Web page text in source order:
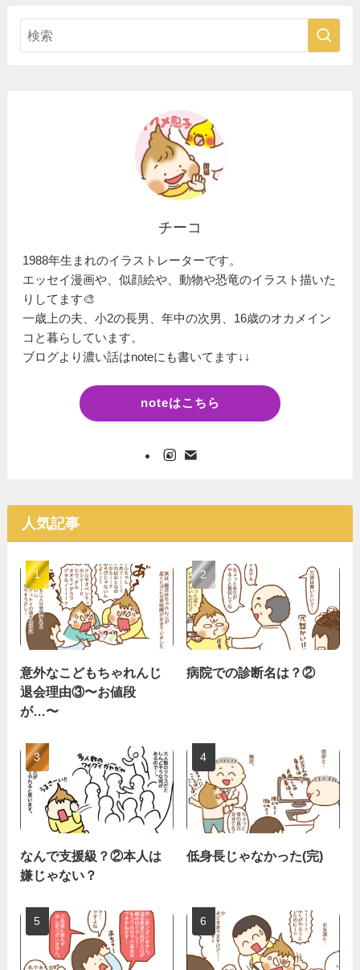
チーコ
1988年生まれのイラストレーターです。
エッセイ漫画や、似顔絵や、動物や恐竜のイラスト描いた
りしてます🎨
一歳上の夫、小2の長男、年中の次男、16歳のオカメイン
コと暮らしています。
ブログより濃い話はnoteにも書いてます↓↓
noteはこちら
人気記事
意外なこどもちゃれんじ
退会理由③〜お値段
が…〜
病院での診断名は？②
なんで支援級？②本人は
嫌じゃない？
低身長じゃなかった(完)